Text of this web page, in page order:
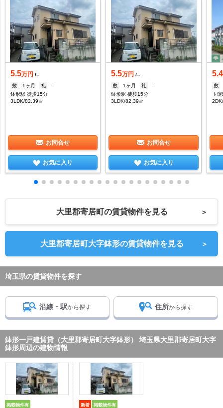
5.5万円 /--
敷
1ヶ月 礼
--
鉢形駅 徒歩15分
3LDK/82.39㎡
お問合せ
お気に入り
5.5万円 /--
敷
1ヶ月 礼
--
鉢形駅 徒歩15分
3LDK/82.39㎡
お問合せ
お気に入り
5.4
敷
玉淀
大里郡寄居町の賃貸物件を見る ＞
大里郡寄居町大字鉢形の賃貸物件を見る ＞
埼玉県の賃貸物件を探す
沿線・駅から探す 住所から探す
鉢形一戸建賃貸（大里郡寄居町大字鉢形） 埼玉県大里郡寄居町大字
鉢形周辺の建物情報
掲載物件有 新着 掲載物件有